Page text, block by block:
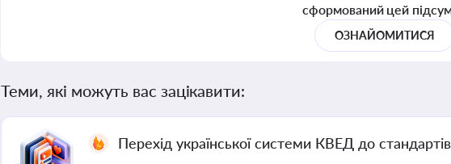
сформований цей
ОЗНАЙОМИТИСЯ
Теми, які можуть вас зацікавити:
Перехід української системи КВЕД до